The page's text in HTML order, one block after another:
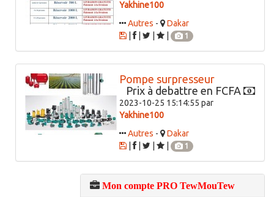
Yakhine100
Autres -
Dakar
|
1
Pompe surpresseur
Prix à debattre en FCFA
2023-10-25 15:14:55 par
Yakhine100
Autres -
Dakar
|
1
Mon compte PRO TewMouTew